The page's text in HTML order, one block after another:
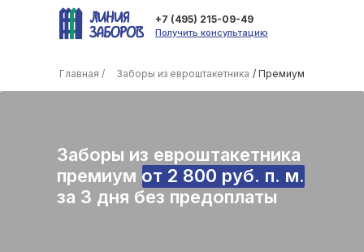
Получить консультацию
+7 (495) 215-09-49
Заборы из евроштакетника
премиум от 2 800 руб. п. м.
за 3 дня без предоплаты
Главная / Заборы из евроштакетника / Премиум